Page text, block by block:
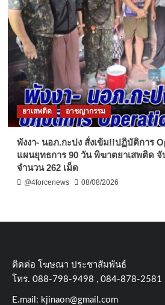
ยาเสพติด อาชญากรรม
พังงา- นอภ.กะปง สั่งเข้ม!!ปฏิบัติการ
แผนยุทธการ 90 วัน พิฆาตยาเสพติด จั
จำนวน 262 เม็ด
@4forcenews 08/08/2026
ติดต่อ​ โฆษณา​ ประชาสัมพันธ์
โทร​. 088-798-9498 , 084-878-2581
E.mail: kjinaon@gmail.com